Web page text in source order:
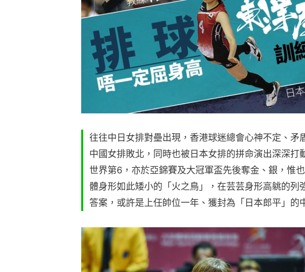
往往中日女排對壘出現，香港球迷總會心神不定、矛
中國女排敗北，同時也被日本女排的拼命演出深深打
世界第6，亦於亞錦賽及大冠軍盃先後奪金、銀，惟
體身形如此矮小的「火之鳥」，在芸芸身形高䠷的列
答案，或許是上任帥位一年、獲封為「日本郎平」的